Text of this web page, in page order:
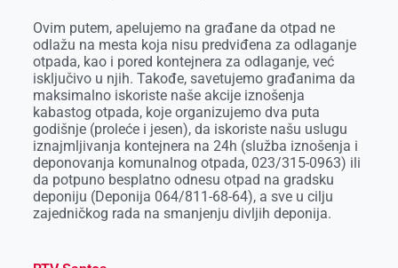
Ovim putem, apelujemo na građane da otpad ne
odlažu na mesta koja nisu predviđena za odlaganje
otpada, kao i pored kontejnera za odlaganje, već
isključivo u njih. Takođe, savetujemo građanima da
maksimalno iskoriste naše akcije iznošenja
kabastog otpada, koje organizujemo dva puta
godišnje (proleće i jesen), da iskoriste našu uslugu
iznajmljivanja kontejnera na 24h (služba iznošenja i
deponovanja komunalnog otpada, 023/315-0963) ili
da potpuno besplatno odnesu otpad na gradsku
deponiju (Deponija 064/811-68-64), a sve u cilju
zajedničkog rada na smanjenju divljih deponija.